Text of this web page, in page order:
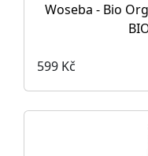
Woseba - Bio
599 Kč